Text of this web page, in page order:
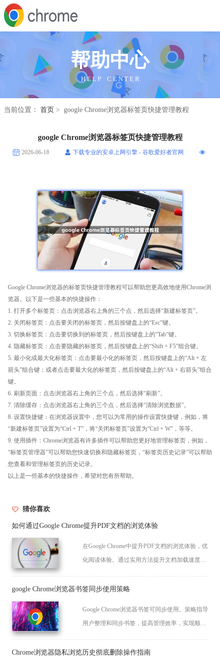
帮助中心
H E L P C E N T E R
当前位置： 首页 > google Chrome浏览器标签页快捷管理教程
google Chrome浏览器标签页快捷管理教程
2026-06-18 下载专业的安卓上网引擎 - 谷歌爱好者官网
Google Chrome浏览器的标签页快捷管理教程可以帮助您更高效地使用Chrome浏
览器。以下是一些基本的快捷操作：
1. 打开多个标签页：点击浏览器右上角的三个点，然后选择“新建标签页”。
2. 关闭标签页：点击要关闭的标签页，然后按键盘上的“Esc”键。
3. 切换标签页：点击要切换到的标签页，然后按键盘上的“Tab”键。
4. 隐藏标签页：点击要隐藏的标签页，然后按键盘上的“Shift + F5”组合键。
5. 最小化或最大化标签页：点击要最小化的标签页，然后按键盘上的“Alt + 左
箭头”组合键；或者点击要最大化的标签页，然后按键盘上的“Alt + 右箭头”组合
键。
6. 刷新页面：点击浏览器右上角的三个点，然后选择“刷新”。
7. 清除缓存：点击浏览器右上角的三个点，然后选择“清除浏览数据”。
8. 设置快捷键：在浏览器设置中，您可以为常用的操作设置快捷键，例如，将
“新建标签页”设置为“Ctrl + T”，将“关闭标签页”设置为“Ctrl + W”，等等。
9. 使用插件：Chrome浏览器有许多插件可以帮助您更好地管理标签页，例如，
“标签页管理器”可以帮助您快速切换和隐藏标签页，“标签页历史记录”可以帮助
您查看和管理标签页的历史记录。
以上是一些基本的快捷操作，希望对您有所帮助。
猜你喜欢
如何通过Google Chrome提升PDF文档的浏览体验
在Google Chrome中提升PDF文档的浏览体验，优
化阅读体验。通过实用方法提升文档加载速度，
google Chrome浏览器书签同步使用策略
Google Chrome浏览器书签可同步使用。策略指导
用户整理和同步书签，提高管理效率，实现顺畅
Chrome浏览器隐私浏览历史彻底删除操作指南